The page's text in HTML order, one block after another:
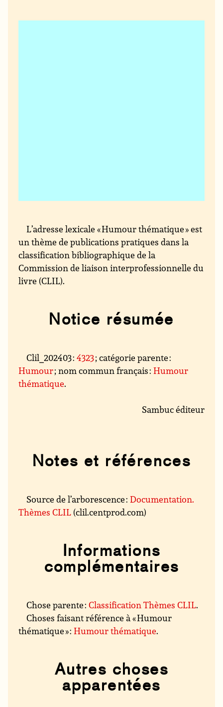
L’adresse lexicale « Humour thématique » est
un thème de publications pratiques dans la
classification bibliographique de la
Commission de liaison interprofessionnelle du
livre (CLIL).
Notice résumée
Clil_202403 :4323; catégorie parente :
Humour; nom commun français :Humour
thématique.
Sambuc éditeur
Notes et références
Source de l’arborescence :Documentation.
Thèmes CLIL (clil.centprod.com)
Informations
complémentaires
Chose parente :Classification Thèmes CLIL.
Choses faisant référence à « Humour
thématique » :Humour thématique.
Autres choses
apparentées